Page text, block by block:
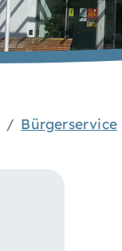
Bürgerservice